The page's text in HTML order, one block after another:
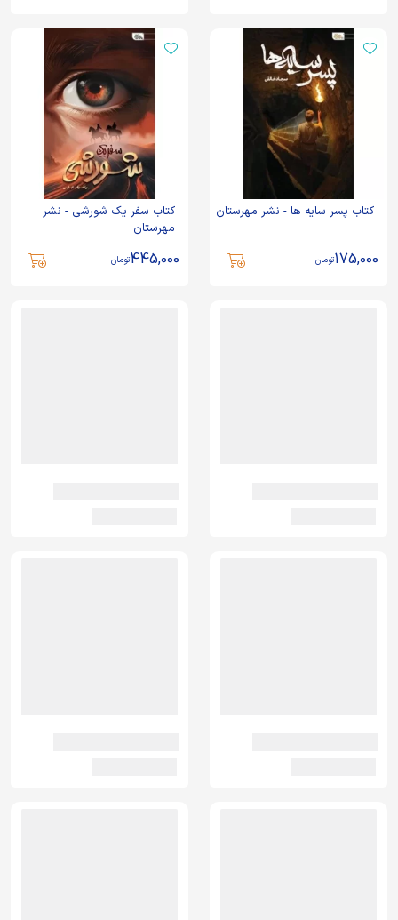
کتاب پسر سایه ها - نشر مهرستان
175,000تومان
کتاب سفر یک شورشی - نشر
مهرستان
445,000تومان